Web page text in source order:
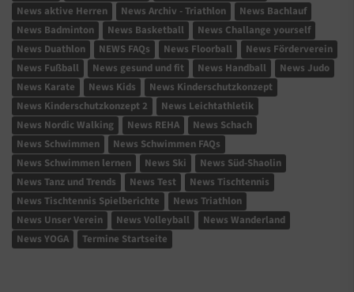
News aktive Herren
News Archiv - Triathlon
News Bachlauf
News Badminton
News Basketball
News Challange yourself
News Duathlon
NEWS FAQs News Floorball
News Förderverein
News Fußball
News gesund und fit News Handball
News Judo
News Karate
News Kids
News Kinderschutzkonzept
News Kinderschutzkonzept 2
News Leichtathletik
News Nordic Walking
News REHA
News Schach
News Schwimmen
News Schwimmen FAQs
News Schwimmen lernen
News Ski
News Süd-Shaolin
News Tanz und Trends
News Test
News Tischtennis
News Tischtennis Spielberichte
News Triathlon
News Unser Verein
News Volleyball
News Wanderland
News YOGA
Termine Startseite